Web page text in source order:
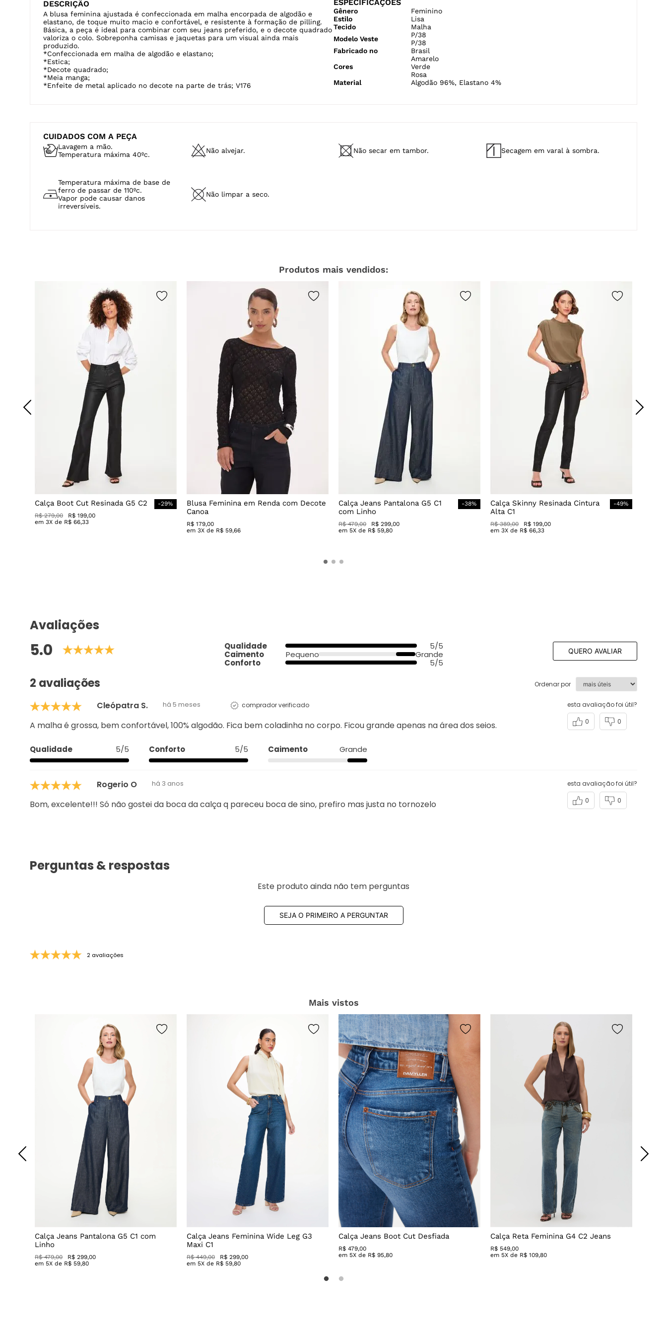
DESCRIÇÃO
A blusa feminina ajustada é confeccionada em malha encorpada de algodão e
elastano, de toque muito macio e confortável, e resistente à formação de pilling.
Básica, a peça é ideal para combinar com seu jeans preferido, e o decote quadrado
valoriza o colo. Sobreponha camisas e jaquetas para um visual ainda mais
produzido.
*Confeccionada em malha de algodão e elastano;
*Estica;
*Decote quadrado;
*Meia manga;
*Enfeite de metal aplicado no decote na parte de trás; V176
ESPECIFICAÇÕES
Gênero
Feminino
Estilo
Lisa
Tecido
Malha
Modelo Veste
P/38
P/38
Fabricado no
Brasil
Cores
Amarelo
Verde
Rosa
Material
Algodão 96%, Elastano 4%
CUIDADOS COM A PEÇA
Lavagem a mão.
Temperatura máxima 40ºc.
Não alvejar. Não secar em tambor. Secagem em varal à sombra.
Temperatura máxima de base de
ferro de passar de 110ºc.
Vapor pode causar danos
irreversíveis.
Não limpar a seco.
Produtos mais vendidos:
Calça Boot Cut Resinada G5 C2 -29%
R$ 279,00 R$ 199,00
em3X de R$ 66,33
Blusa Feminina em Renda com Decote
Canoa
R$ 179,00
em3X de R$ 59,66
Calça Jeans Pantalona G5 C1
com Linho
-38%
R$ 479,00 R$ 299,00
em 5X de R$ 59,80
Calça Skinny Resinada Cintura
Alta C1
-49%
R$ 389,00 R$ 199,00
em3X de R$ 66,33
Avaliações
5.0 Qualidade
5/5
Caimento
Pequeno
Grande
Conforto
5/5
QUERO AVALIAR
2 avaliações Ordenar por
Cleópatra S. há 5 meses comprador verificado
A malha é grossa, bem confortável, 100% algodão. Fica bem coladinha no corpo. Ficou grande apenas na área dos seios.
Qualidade 5/5 Conforto 5/5 Caimento Grande
esta avaliação foi útil?
0
0
Rogerio O há 3 anos
Bom, excelente!!! Só não gostei da boca da calça q pareceu boca de sino, prefiro mas justa no tornozelo
esta avaliação foi útil?
0
0
Perguntas & respostas
Este produto ainda não tem perguntas
SEJA O PRIMEIRO A PERGUNTAR
2 avaliações
Mais vistos
Calça Jeans Pantalona G5 C1 com
Linho
R$ 479,00
R$ 299,00
em 5X de R$ 59,80
Calça Jeans Feminina Wide Leg G3
Maxi C1
R$ 449,00
R$ 299,00
em 5X de R$ 59,80
Calça Jeans Boot Cut Desfiada
R$ 479,00
em 5X de R$ 95,80
Calça Reta Feminina G4 C2 Jeans
R$ 549,00
em 5X de R$ 109,80